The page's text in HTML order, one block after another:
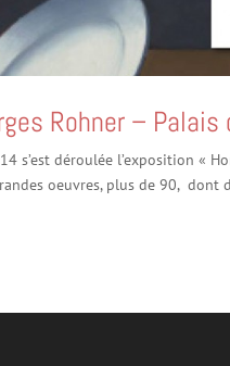
Rohner –
s’est déroulée l’exposition «
oeuvres, plus de 90, dont